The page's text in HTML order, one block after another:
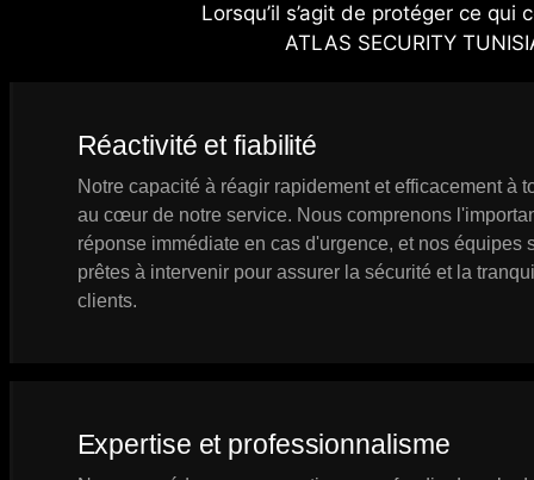
Lorsqu’il s’agit de protéger ce
ATLAS SECURITY
Réactivité et fiabilité
Notre capacité à réagir rapidement et efficacement à
au cœur de notre service. Nous comprenons
réponse immédiate en cas d'urgence, et nos équipes
prêtes à intervenir pour assurer la sécurité et la
clients.
Expertise et professionnalisme